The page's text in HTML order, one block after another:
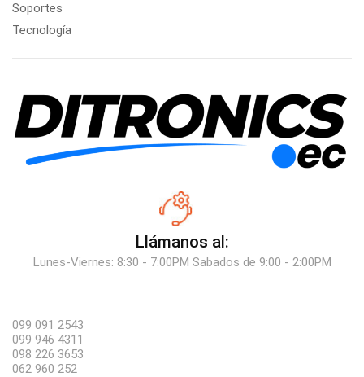
Soportes
Tecnología
Llámanos al:
Lunes-Viernes: 8:30 - 7:00PM Sabados de 9:00 - 2:00PM
099 091 2543
099 946 4311
098 226 3653
062 960 252